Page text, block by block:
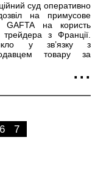
суд оперативно
на примусове
GAFTA на користь
з Франції.
у зв’язку з
товару за
6 7